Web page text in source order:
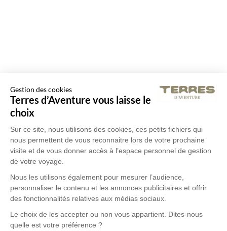
Gestion des cookies
Terres d’Aventure vous laisse le
choix
Sur ce site, nous utilisons des cookies, ces petits fichiers qui
nous permettent de vous reconnaitre lors de votre prochaine
visite et de vous donner accès à l’espace personnel de gestion
de votre voyage.
Nous les utilisons également pour mesurer l’audience,
personnaliser le contenu et les annonces publicitaires et offrir
des fonctionnalités relatives aux médias sociaux.
Le choix de les accepter ou non vous appartient. Dites-nous
quelle est votre préférence ?